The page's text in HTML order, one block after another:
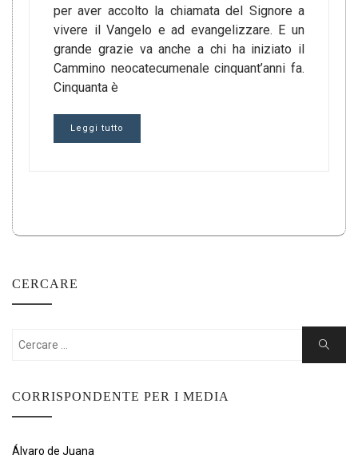
per aver accolto la chiamata del Signore a
vivere il Vangelo e ad evangelizzare. E un
grande grazie va anche a chi ha iniziato il
Cammino neocatecumenale cinquant’anni fa.
Cinquanta è
Leggi tutto
CERCARE
Cercare:
Ricerca
CORRISPONDENTE PER I MEDIA
Álvaro de Juana